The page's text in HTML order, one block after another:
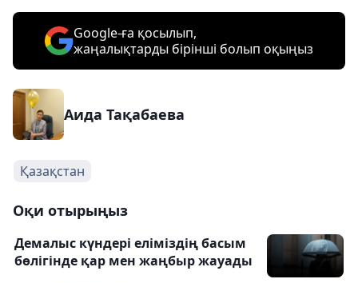
Google-ға қосылып,
жаңалықтарды бірінші болып оқыңыз
Аида Тақабаева
Қазақстан
Оқи отырыңыз
Демалыс күндері еліміздің басым
бөлігінде қар мен жаңбыр жауады